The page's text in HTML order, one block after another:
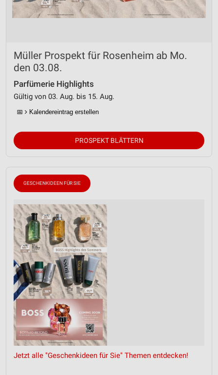
Müller Prospekt für Rosenheim ab Mo.
den 03.08.
Parfümerie Highlights
Gültig von 03. Aug. bis 15. Aug.
📅 Kalendereintrag erstellen
PROSPEKT BLÄTTERN
GESCHENKIDEEN FÜR SIE
Jetzt alle "Geschenkideen für Sie" Themen entdecken!